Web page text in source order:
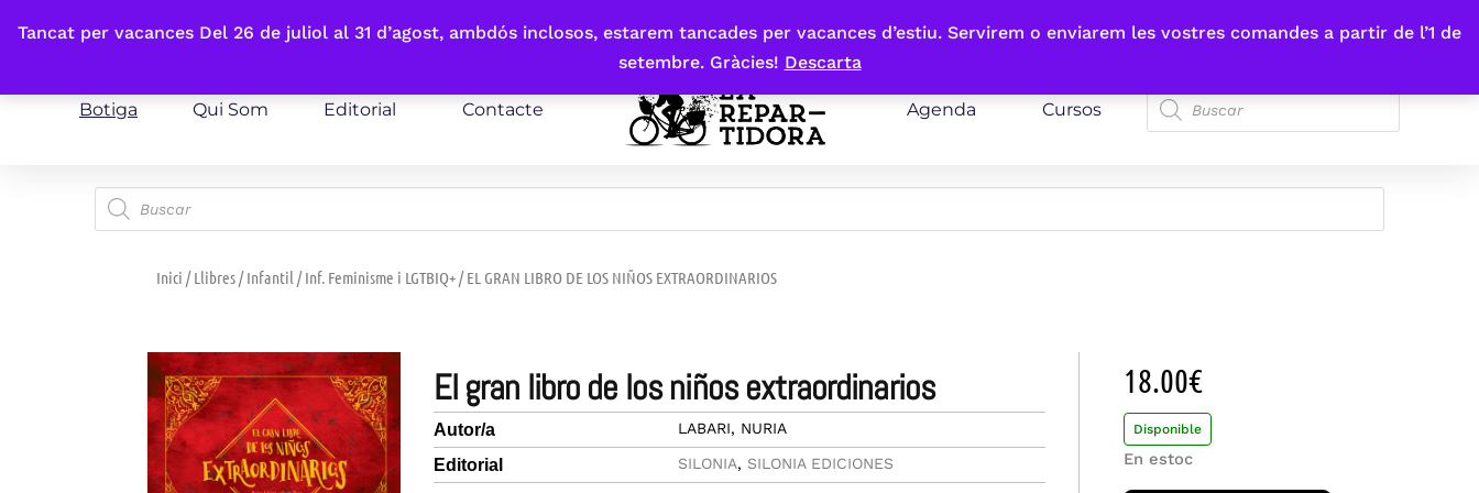
Tancat per vacances Del 26 de juliol al 31 d’agost, ambdós inclosos, estarem tancades per vacances d’estiu. Servirem o enviarem les vostres comandes a partir de l’1 de
setembre. Gràcies! Descarta
Fes-te'n sòcia
Botiga Qui Som Editorial Contacte Agenda Cursos
Inici /Llibres/Infantil /Inf. Feminisme i LGTBIQ+/ EL GRAN LIBRO DE LOS NIÑOS EXTRAORDINARIOS
el gran libro de los niños extraordinarios
Autor/a LABARI, NURIA
Editorial SILONIA, SILONIA EDICIONES
18.00€
Disponible
En estoc